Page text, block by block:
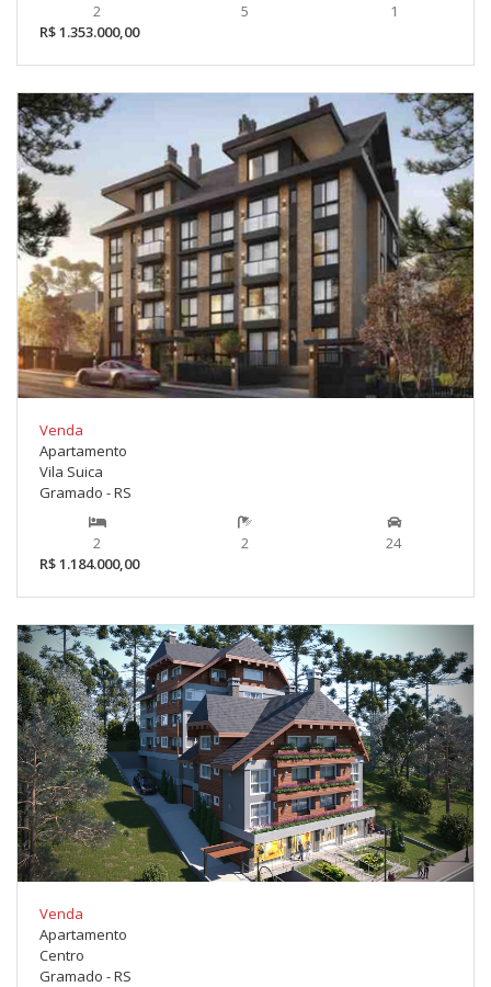
2 5
1
R$ 1.353.000,00
Venda
Apartamento
Vila Suica
Gramado - RS
2 2
24
R$ 1.184.000,00
Venda
Apartamento
Centro
Gramado - RS